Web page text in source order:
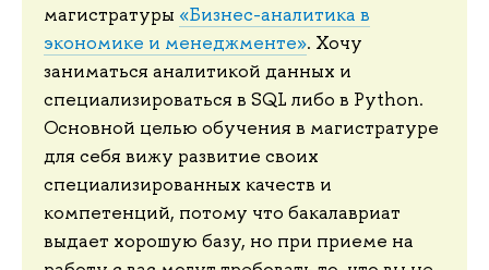
магистратуры «Бизнес-аналитика в
экономике и менеджменте». Хочу
заниматься аналитикой данных и
специализироваться в SQL либо в Python.
Основной целью обучения в магистратуре
для себя вижу развитие своих
специализированных качеств и
компетенций, потому что бакалавриат
выдает хорошую базу, но при приеме на